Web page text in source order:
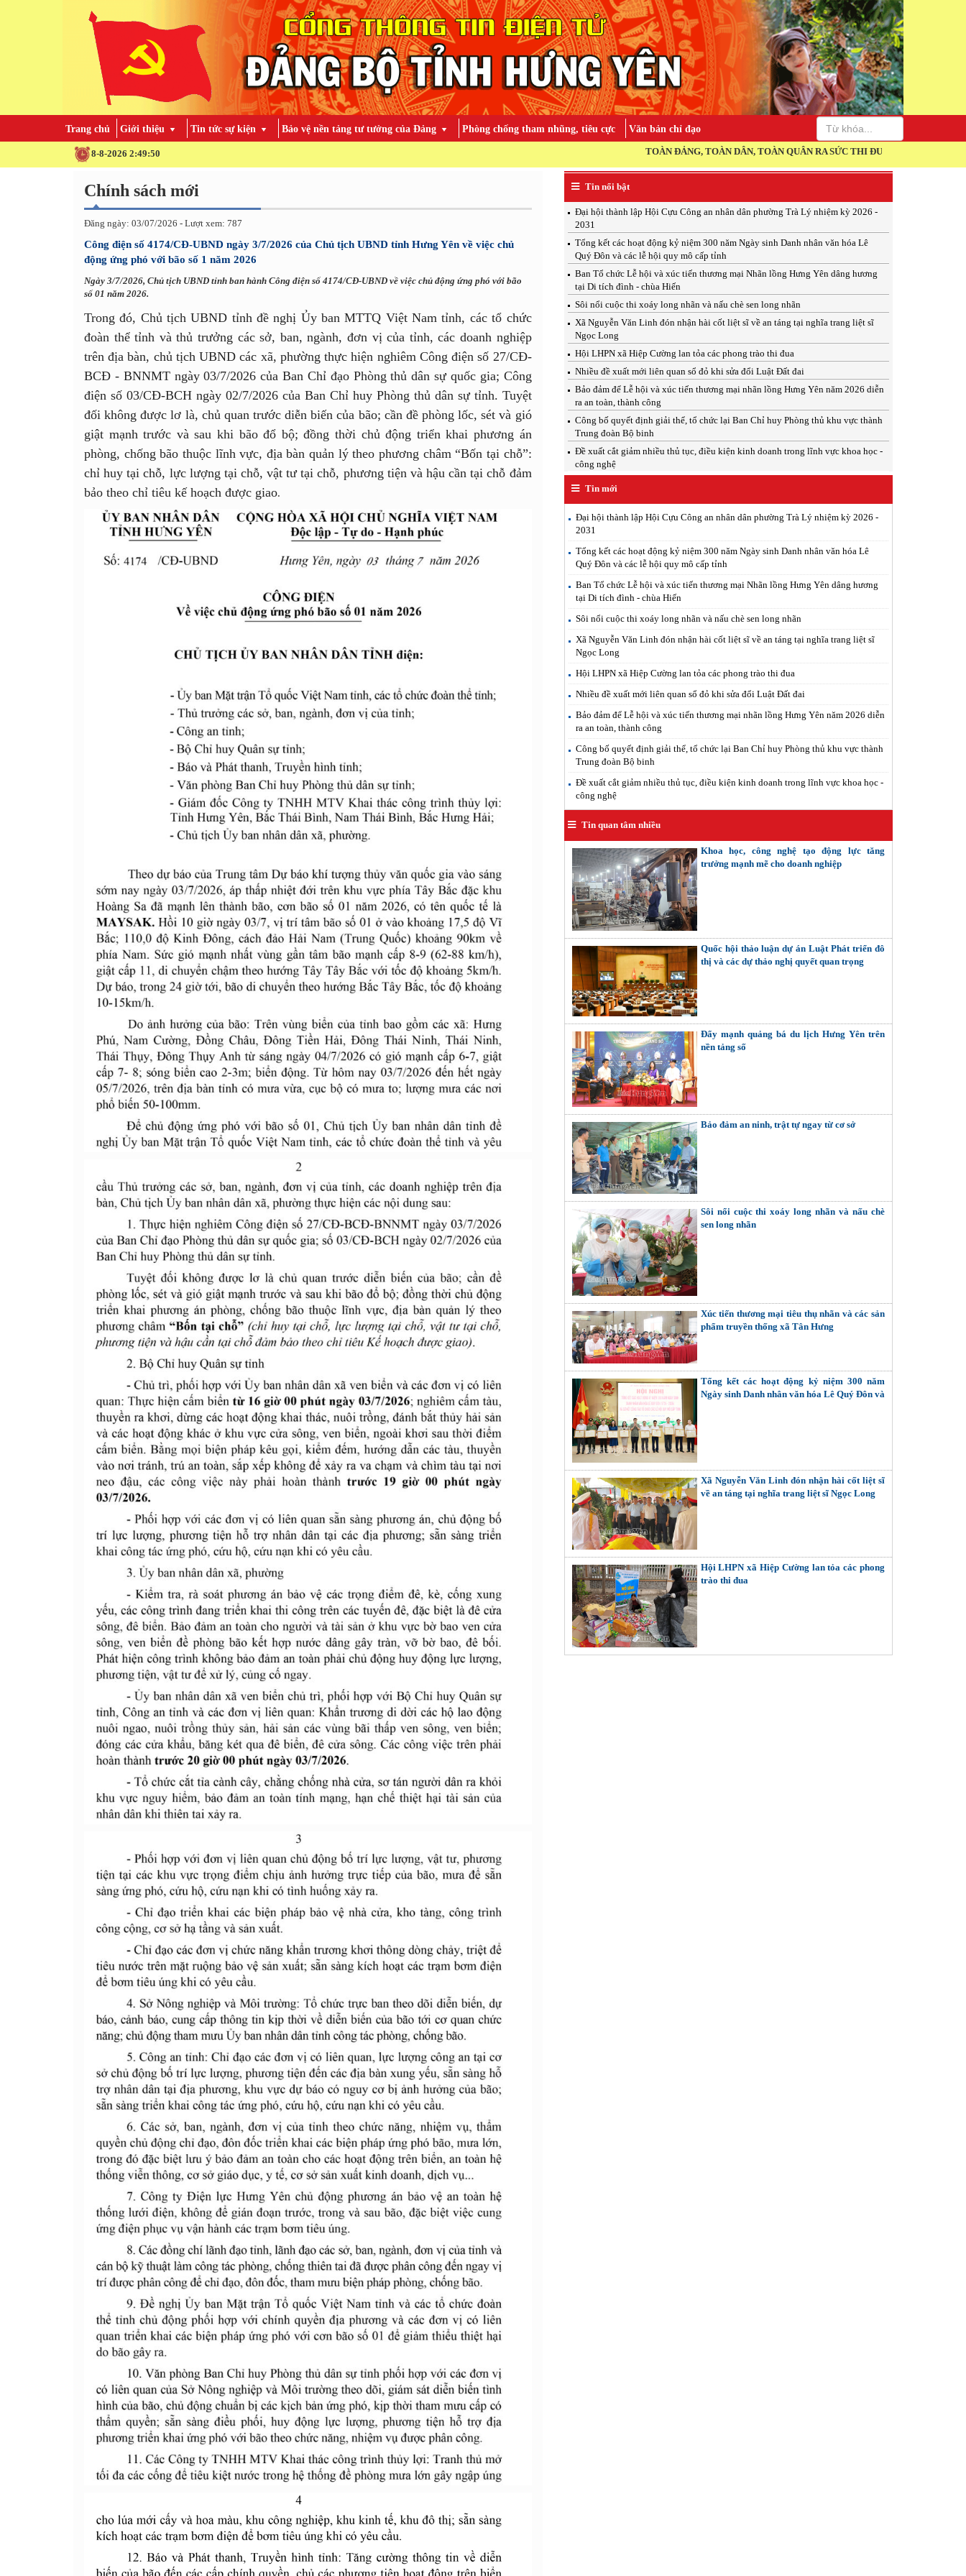
Trang chủ Giới thiệu Tin tức sự kiện Bảo vệ nền tảng tư tưởng của Đảng Phòng chống tham nhũng, tiêu cực Văn bản chỉ đạo
8-8-2026 2:49:52 TOÀN ĐẢNG, TOÀN DÂN, TOÀN QUÂN RA SỨC THI ĐUA THỰC HIỆN THẮNG LỢI NGHỊ
Chính sách mới
Đăng ngày: 03/07/2026 - Lượt xem: 787
Công điện số 4174/CĐ-UBND ngày 3/7/2026 của Chủ tịch UBND tỉnh Hưng Yên về việc chủ
động ứng phó với bão số 1 năm 2026
Ngày 3/7/2026, Chủ tịch UBND tỉnh ban hành Công điện số 4174/CĐ-UBND về việc chủ động ứng phó với bão
số 01 năm 2026.
Trong đó, Chủ tịch UBND tỉnh đề nghị Ủy ban MTTQ Việt Nam tỉnh, các tổ chức
đoàn thể tỉnh và thủ trưởng các sở, ban, ngành, đơn vị của tỉnh, các doanh nghiệp
trên địa bàn, chủ tịch UBND các xã, phường thực hiện nghiêm Công điện số 27/CĐ-
BCĐ - BNNMT ngày 03/7/2026 của Ban Chỉ đạo Phòng thủ dân sự quốc gia; Công
điện số 03/CĐ-BCH ngày 02/7/2026 của Ban Chỉ huy Phòng thủ dân sự tỉnh. Tuyệt
đối không được lơ là, chủ quan trước diễn biến của bão; cần đề phòng lốc, sét và gió
giật mạnh trước và sau khi bão đổ bộ; đồng thời chủ động triển khai phương án
phòng, chống bão thuộc lĩnh vực, địa bàn quản lý theo phương châm “Bốn tại chỗ”:
chỉ huy tại chỗ, lực lượng tại chỗ, vật tư tại chỗ, phương tiện và hậu cần tại chỗ đảm
bảo theo chỉ tiêu kế hoạch được giao.
Tin nổi bật
Đại hội thành lập Hội Cựu Công an nhân dân phường Trà Lý nhiệm kỳ 2026 -
2031
Tổng kết các hoạt động kỷ niệm 300 năm Ngày sinh Danh nhân văn hóa Lê
Quý Đôn và các lễ hội quy mô cấp tỉnh
Ban Tổ chức Lễ hội và xúc tiến thương mại Nhãn lồng Hưng Yên dâng hương
tại Di tích đình - chùa Hiến
Sôi nổi cuộc thi xoáy long nhãn và nấu chè sen long nhãn
Xã Nguyễn Văn Linh đón nhận hài cốt liệt sĩ về an táng tại nghĩa trang liệt sĩ
Ngọc Long
Hội LHPN xã Hiệp Cường lan tỏa các phong trào thi đua
Nhiều đề xuất mới liên quan sổ đỏ khi sửa đổi Luật Đất đai
Bảo đảm để Lễ hội và xúc tiến thương mại nhãn lồng Hưng Yên năm 2026 diễn
ra an toàn, thành công
Công bố quyết định giải thể, tổ chức lại Ban Chỉ huy Phòng thủ khu vực thành
Trung đoàn Bộ binh
Đề xuất cắt giảm nhiều thủ tục, điều kiện kinh doanh trong lĩnh vực khoa học -
công nghệ
Tin mới
Đại hội thành lập Hội Cựu Công an nhân dân phường Trà Lý nhiệm kỳ 2026 -
2031
Tổng kết các hoạt động kỷ niệm 300 năm Ngày sinh Danh nhân văn hóa Lê
Quý Đôn và các lễ hội quy mô cấp tỉnh
Ban Tổ chức Lễ hội và xúc tiến thương mại Nhãn lồng Hưng Yên dâng hương
tại Di tích đình - chùa Hiến
Sôi nổi cuộc thi xoáy long nhãn và nấu chè sen long nhãn
Xã Nguyễn Văn Linh đón nhận hài cốt liệt sĩ về an táng tại nghĩa trang liệt sĩ
Ngọc Long
Hội LHPN xã Hiệp Cường lan tỏa các phong trào thi đua
Nhiều đề xuất mới liên quan sổ đỏ khi sửa đổi Luật Đất đai
Bảo đảm để Lễ hội và xúc tiến thương mại nhãn lồng Hưng Yên năm 2026 diễn
ra an toàn, thành công
Công bố quyết định giải thể, tổ chức lại Ban Chỉ huy Phòng thủ khu vực thành
Trung đoàn Bộ binh
Đề xuất cắt giảm nhiều thủ tục, điều kiện kinh doanh trong lĩnh vực khoa học -
công nghệ
Tin quan tâm nhiều
Khoa học, công nghệ tạo động lực tăng
trưởng mạnh mẽ cho doanh nghiệp
Quốc hội thảo luận dự án Luật Phát triển đô
thị và các dự thảo nghị quyết quan trọng
Đẩy mạnh quảng bá du lịch Hưng Yên trên
nền tảng số
Bảo đảm an ninh, trật tự ngay từ cơ sở
Sôi nổi cuộc thi xoáy long nhãn và nấu chè
sen long nhãn
Xúc tiến thương mại tiêu thụ nhãn và các sản
phẩm truyền thống xã Tân Hưng
Tổng kết các hoạt động kỷ niệm 300 năm
Ngày sinh Danh nhân văn hóa Lê Quý Đôn và
Xã Nguyễn Văn Linh đón nhận hài cốt liệt sĩ
về an táng tại nghĩa trang liệt sĩ Ngọc Long
Hội LHPN xã Hiệp Cường lan tỏa các phong
trào thi đua